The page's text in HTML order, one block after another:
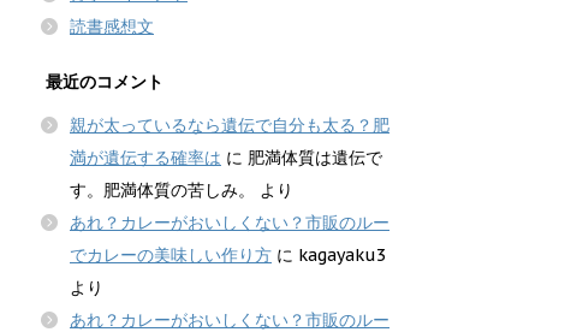
読書感想文
最近のコメント
親が太っているなら遺伝で自分も太る？肥
満が遺伝する確率は に 肥満体質は遺伝で
す。肥満体質の苦しみ。
より
あれ？カレーがおいしくない？市販のルー
でカレーの美味しい作り方 に kagayaku3
より
あれ？カレーがおいしくない？市販のルー